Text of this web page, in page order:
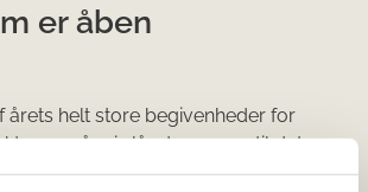
er åben
årets helt store begivenheder for
når vi slår dørene op til det
Plant-based Food Symposium den